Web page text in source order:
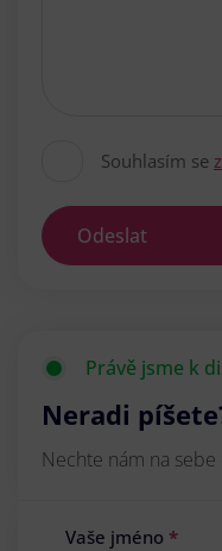
Souhlasím se
Odeslat
Právě jsme k
Neradi
Nechte nám na sebe
Vaše jméno *